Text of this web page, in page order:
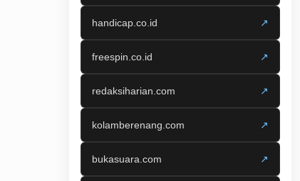
handicap.co.id ↗
freespin.co.id ↗
redaksiharian.com ↗
kolamberenang.com ↗
bukasuara.com ↗